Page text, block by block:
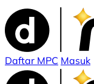
Daftar MPC Masuk